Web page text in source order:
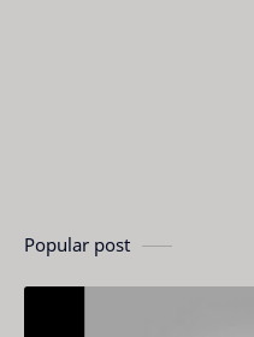
Popular post